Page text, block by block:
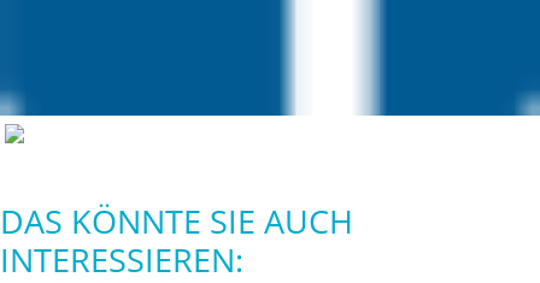
DAS KÖNNTE SIE AUCH
INTERESSIEREN: